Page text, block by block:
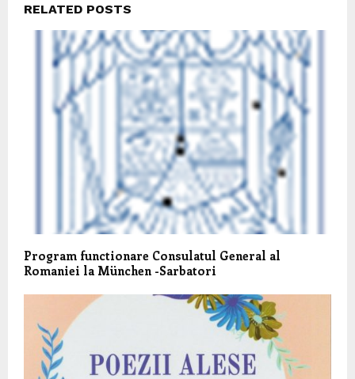
RELATED POSTS
Program functionare Consulatul General al
Romaniei la München -Sarbatori